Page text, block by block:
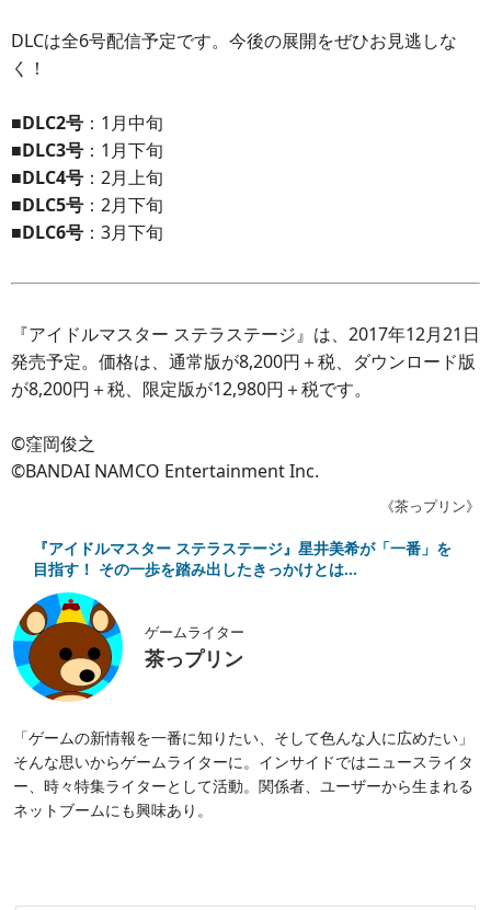
DLCは全6号配信予定です。今後の展開をぜひお見逃しな
く！
■DLC2号 ：1月中旬
■DLC3号 ：1月下旬
■DLC4号 ：2月上旬
■DLC5号 ：2月下旬
■DLC6号 ：3月下旬
『アイドルマスター ステラステージ』は、2017年12月21日
発売予定。価格は、通常版が8,200円＋税、ダウンロード版
が8,200円＋税、限定版が12,980円＋税です。
©窪岡俊之
©BANDAI NAMCO Entertainment Inc.
《茶っプリン》
『アイドルマスター ステラステージ』星井美希が「一番」を
目指す！ その一歩を踏み出したきっかけとは…
ゲームライター
茶っプリン
「ゲームの新情報を一番に知りたい、そして色んな人に広めたい」
そんな思いからゲームライターに。インサイドではニュースライタ
ー、時々特集ライターとして活動。関係者、ユーザーから生まれる
ネットブームにも興味あり。